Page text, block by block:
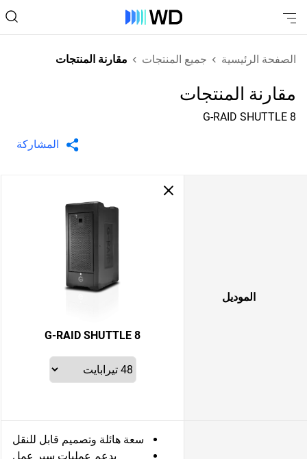
الصفحة الرئيسية جميع المنتجات مقارنة المنتجات
مقارنة المنتجات
G-RAID SHUTTLE 8
المشاركة
الموديل
G-RAID SHUTTLE 8
سعة هائلة وتصميم قابل للنقل
يدعم عمليات سير عمل